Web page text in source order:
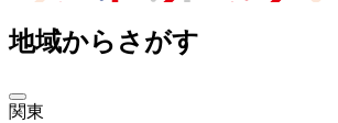
地域からさがす
関東